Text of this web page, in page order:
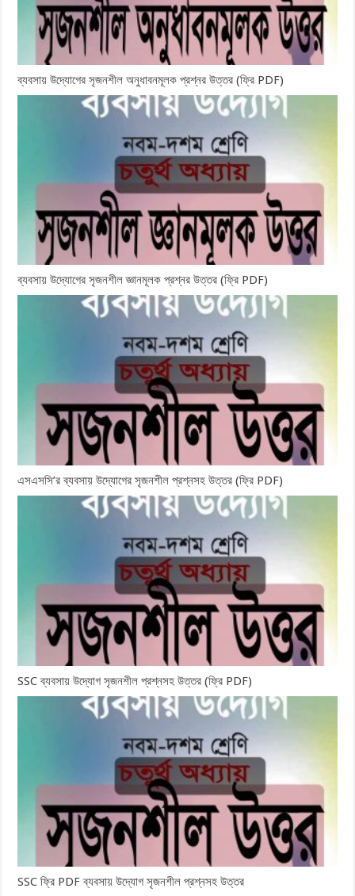
ব্যবসায় উদ্যোগের সৃজনশীল অনুধাবনমূলক প্রশ্নর উত্তর (ফ্রি PDF)
ব্যবসায় উদ্যোগের সৃজনশীল জ্ঞানমূলক প্রশ্নর উত্তর (ফ্রি PDF)
এসএসসি’র ব্যবসায় উদ্যোগের সৃজনশীল প্রশ্নসহ উত্তর (ফ্রি PDF)
SSC ব্যবসায় উদ্যোগ সৃজনশীল প্রশ্নসহ উত্তর (ফ্রি PDF)
SSC ফ্রি PDF ব্যবসায় উদ্যোগ সৃজনশীল প্রশ্নসহ উত্তর